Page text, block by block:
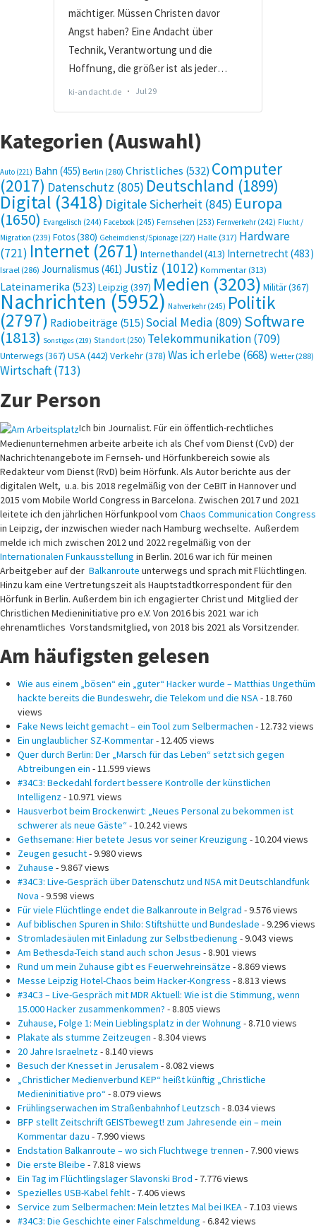
Kategorien (Auswahl)
Auto (221) Bahn (455) Berlin (280) Christliches (532) Computer
(2017) Datenschutz (805) Deutschland (1899)
Digital (3418) Digitale Sicherheit (845) Europa
(1650) Evangelisch (244) Facebook (245) Fernsehen (253) Fernverkehr (242) Flucht /
Migration (239) Fotos(380) Geheimdienst/Spionage (227) Halle(317) Hardware
(721) Internet (2671) Internethandel(413) Internetrecht(483)
Israel (286) Journalismus (461) Justiz (1012) Kommentar(313)
Lateinamerika (523) Leipzig (397) Medien (3203) Militär(367)
Nachrichten(5952) Nahverkehr (245) Politik
(2797) Radiobeiträge (515) Social Media (809) Software
(1813) Sonstiges (219) Standort (250) Telekommunikation(709)
Unterwegs(367) USA(442) Verkehr(378) Was ich erlebe(668) Wetter (288)
Wirtschaft(713)
Zur Person
Ich bin Journalist. Für ein öffentlich-rechtliches
Medienunternehmen arbeite arbeite ich als Chef vom Dienst (CvD) der
Nachrichtenangebote im Fernseh- und Hörfunkbereich sowie als
Redakteur vom Dienst (RvD) beim Hörfunk. Als Autor berichte aus der
digitalen Welt, u.a. bis 2018 regelmäßig von der CeBIT in Hannover und
2015 vom Mobile World Congress in Barcelona. Zwischen 2017 und 2021
leitete ich den jährlichen Hörfunkpool vom Chaos Communication Congress
in Leipzig, der inzwischen wieder nach Hamburg wechselte. Außerdem
melde ich mich zwischen 2012 und 2022 regelmäßig von der
Internationalen Funkausstellung in Berlin. 2016 war ich für meinen
Arbeitgeber auf der Balkanroute unterwegs und sprach mit Flüchtlingen.
Hinzu kam eine Vertretungszeit als Hauptstadtkorrespondent für den
Hörfunk in Berlin. Außerdem bin ich engagierter Christ und Mitglied der
Christlichen Medieninitiative pro e.V. Von 2016 bis 2021 war ich
ehrenamtliches Vorstandsmitglied, von 2018 bis 2021 als Vorsitzender.
Am häufigsten gelesen
Wie aus einem „bösen“ ein „guter“ Hacker wurde – Matthias Ungethüm
hackte bereits die Bundeswehr, die Telekom und die NSA- 18.760
views
Fake News leicht gemacht – ein Tool zum Selbermachen - 12.732 views
Ein unglaublicher SZ-Kommentar- 12.405 views
Quer durch Berlin: Der „Marsch für das Leben“ setzt sich gegen
Abtreibungen ein - 11.599 views
#34C3: Beckedahl fordert bessere Kontrolle der künstlichen
Intelligenz- 10.971 views
Hausverbot beim Brockenwirt: „Neues Personal zu bekommen ist
schwerer als neue Gäste“- 10.242 views
Gethsemane: Hier betete Jesus vor seiner Kreuzigung - 10.204 views
Zeugen gesucht- 9.980 views
Zuhause - 9.867 views
#34C3: Live-Gespräch über Datenschutz und NSA mit Deutschlandfunk
Nova - 9.598 views
Für viele Flüchtlinge endet die Balkanroute in Belgrad - 9.576 views
Auf biblischen Spuren in Shilo: Stiftshütte und Bundeslade - 9.296 views
Stromladesäulen mit Einladung zur Selbstbedienung - 9.043 views
Am Bethesda-Teich stand auch schon Jesus - 8.901 views
Rund um mein Zuhause gibt es Feuerwehreinsätze - 8.869 views
Messe Leipzig Hotel-Chaos beim Hacker-Kongress - 8.813 views
#34C3 – Live-Gespräch mit MDR Aktuell: Wie ist die Stimmung, wenn
15.000 Hacker zusammenkommen? - 8.805 views
Zuhause, Folge 1: Mein Lieblingsplatz in der Wohnung - 8.710 views
Plakate als stumme Zeitzeugen - 8.304 views
20 Jahre Israelnetz- 8.140 views
Besuch der Knesset in Jerusalem - 8.082 views
„Christlicher Medienverbund KEP“ heißt künftig „Christliche
Medieninitiative pro“- 8.079 views
Frühlingserwachen im Straßenbahnhof Leutzsch - 8.034 views
BFP stellt Zeitschrift GEISTbewegt! zum Jahresende ein – mein
Kommentar dazu - 7.990 views
Endstation Balkanroute – wo sich Fluchtwege trennen - 7.900 views
Die erste Bleibe - 7.818 views
Ein Tag im Flüchtlingslager Slavonski Brod - 7.776 views
Spezielles USB-Kabel fehlt- 7.406 views
Service zum Selbermachen: Mein letztes Mal bei IKEA- 7.103 views
#34C3: Die Geschichte einer Falschmeldung - 6.842 views